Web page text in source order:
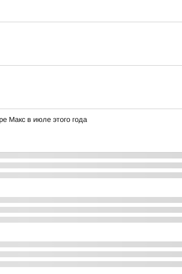
Макс в июле этого года